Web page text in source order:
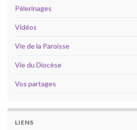
Pèlerinages
Vidéos
Vie de la Paroisse
Vie du Diocèse
Vos partages
LIENS